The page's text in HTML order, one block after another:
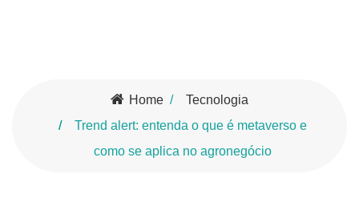
Home
Tecnologia
Trend alert: entenda o que é metaverso e
como se aplica no agronegócio